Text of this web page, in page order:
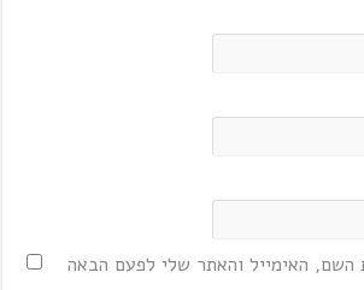
השם, האימייל והאתר שלי לפעם הבאה